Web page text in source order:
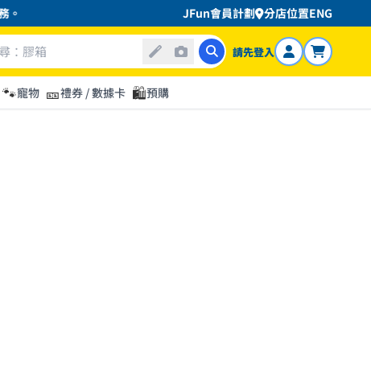
JFun會員計劃 分店位置ENG
請先登入
🐾寵物 🎫禮券 / 數據卡 🛍️預購